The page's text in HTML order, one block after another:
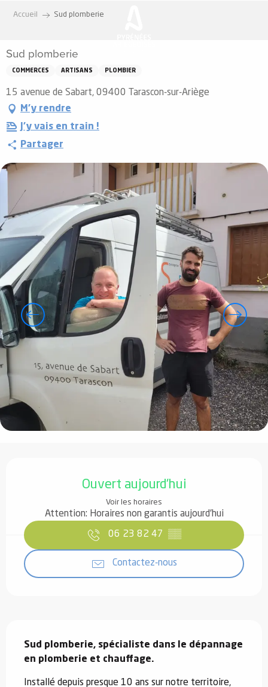
principal
Accueil Sud plomberie
Sud plomberie
COMMERCES ARTISANS PLOMBIER
15 avenue de Sabart, 09400 Tarascon-sur-Ariège
M'y rendre
J'y vais en train !
Partager
Ouvert aujourd'hui
Voir les horaires
Attention: Horaires non garantis aujourd'hui
06 23 82 47 ▒▒
Contactez-nous
Sud plomberie, spécialiste dans le dépannage
en plomberie et chauffage.
Installé depuis presque 10 ans sur notre territoire,